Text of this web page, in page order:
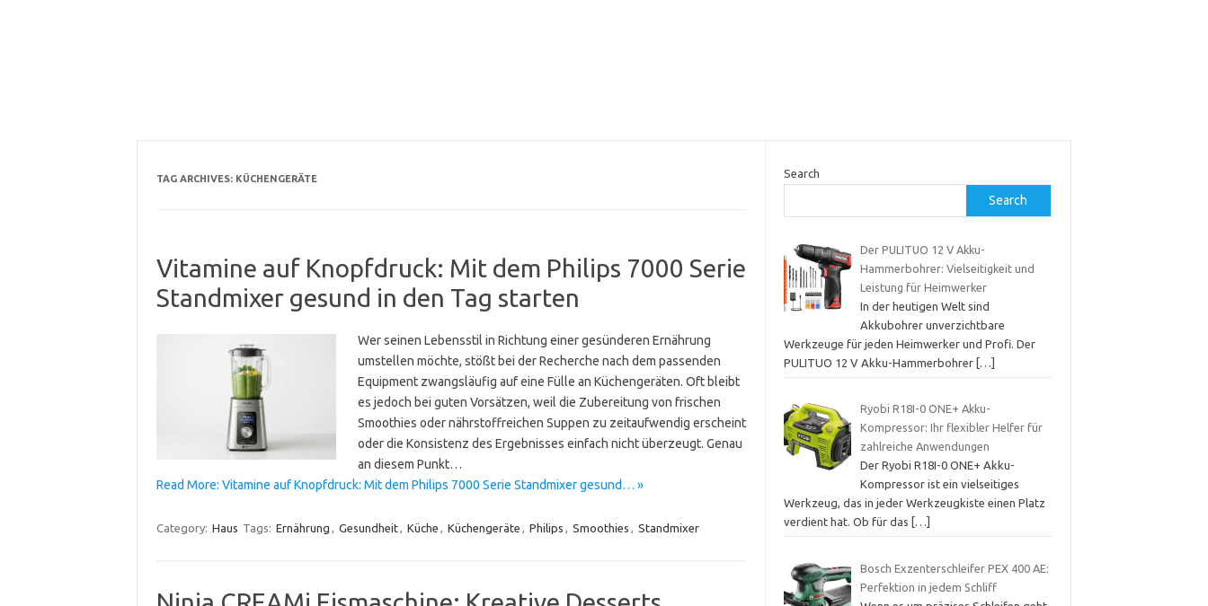
TAG ARCHIVES: KÜCHENGERÄTE
Vitamine auf Knopfdruck: Mit dem Philips 7000 Serie
Standmixer gesund in den Tag starten
Wer seinen Lebensstil in Richtung einer gesünderen Ernährung
umstellen möchte, stößt bei der Recherche nach dem passenden
Equipment zwangsläufig auf eine Fülle an Küchengeräten. Oft bleibt
es jedoch bei guten Vorsätzen, weil die Zubereitung von frischen
Smoothies oder nährstoffreichen Suppen zu zeitaufwendig erscheint
oder die Konsistenz des Ergebnisses einfach nicht überzeugt. Genau
an diesem Punkt…
Read More: Vitamine auf Knopfdruck: Mit dem Philips 7000 Serie Standmixer gesund… »
Category: Haus Tags: Ernährung , Gesundheit, Küche , Küchengeräte , Philips , Smoothies , Standmixer
Search
Search
Der PULITUO 12 V Akku-
Hammerbohrer: Vielseitigkeit und
Leistung für Heimwerker
In der heutigen Welt sind
Akkubohrer unverzichtbare
Werkzeuge für jeden Heimwerker und Profi. Der
PULITUO 12 V Akku-Hammerbohrer […]
Ryobi R18I-0 ONE+ Akku-
Kompressor: Ihr flexibler Helfer für
zahlreiche Anwendungen
Der Ryobi R18I-0 ONE+ Akku-
Kompressor ist ein vielseitiges
Werkzeug, das in jeder Werkzeugkiste einen Platz
verdient hat. Ob für das
[…]
Bosch Exzenterschleifer PEX 400 AE:
Perfektion in jedem Schliff